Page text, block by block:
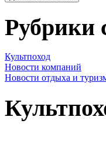
Рубрики
Культпоход
Новости компаний
Новости отдыха и